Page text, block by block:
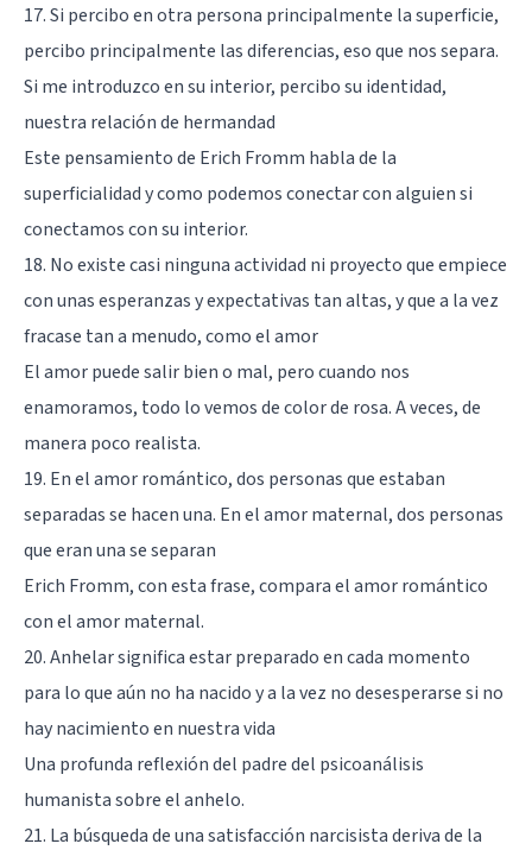
17. Si percibo en otra persona principalmente la superficie,
percibo principalmente las diferencias, eso que nos separa.
Si me introduzco en su interior, percibo su identidad,
nuestra relación de hermandad
Este pensamiento de Erich Fromm habla de la
superficialidad y como podemos conectar con alguien si
conectamos con su interior.
18. No existe casi ninguna actividad ni proyecto que empiece
con unas esperanzas y expectativas tan altas, y que a la vez
fracase tan a menudo, como el amor
El amor puede salir bien o mal, pero cuando nos
enamoramos, todo lo vemos de color de rosa. A veces, de
manera poco realista.
19. En el amor romántico, dos personas que estaban
separadas se hacen una. En el amor maternal, dos personas
que eran una se separan
Erich Fromm, con esta frase, compara el amor romántico
con el amor maternal.
20. Anhelar significa estar preparado en cada momento
para lo que aún no ha nacido y a la vez no desesperarse si no
hay nacimiento en nuestra vida
Una profunda reflexión del padre del psicoanálisis
humanista sobre el anhelo.
21. La búsqueda de una satisfacción narcisista deriva de la